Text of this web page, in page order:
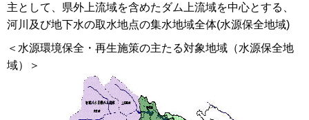
主として、県外上流域を含めたダム上流域を中心とする、
河川及び地下水の取水地点の集水地域全体(水源保全地域)
＜水源環境保全・再生施策の主たる対象地域（水源保全地
域）＞